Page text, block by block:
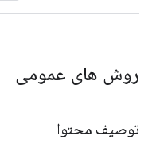
روش های عمومی
توصیف محتوا